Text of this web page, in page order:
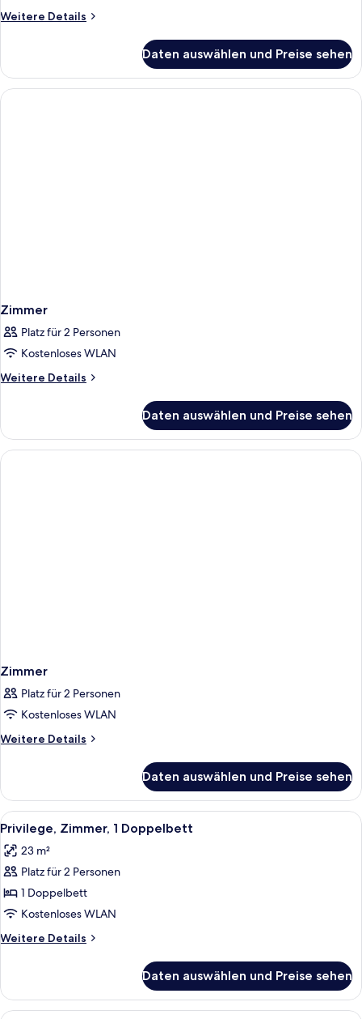
Weitere Details
Weitere
Zweibettzimmer,
2 Einzelbetten
Daten auswählen und Preise sehen
Zimmer
Platz für 2 Personen
Kostenloses WLAN
Weitere Details
Weitere
Daten auswählen und Preise sehen
Zimmer
Platz für 2 Personen
Kostenloses WLAN
Weitere Details
Weitere
Daten auswählen und Preise sehen
Alle
Fotos
für
Privilege,
Zimmer,
1
Doppelbett
anzeigen
Privilege, Zimmer, 1 Doppelbett |
7
Privilege, Zimmer, 1 Doppelbett
23 m²
Platz für 2 Personen
1 Doppelbett
Kostenloses WLAN
Weitere Details
Weitere
Zimmer,
Daten auswählen und Preise sehen